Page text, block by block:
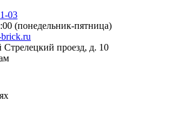
03
(понедельник-пятница)
проезд, д. 10